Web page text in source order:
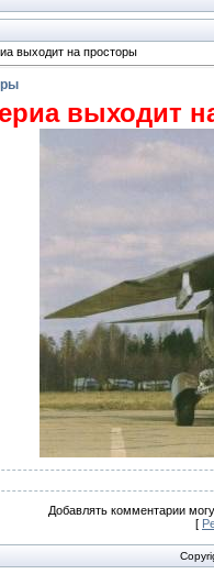
выходит на просторы
выходит
Добавлять комментарии
[